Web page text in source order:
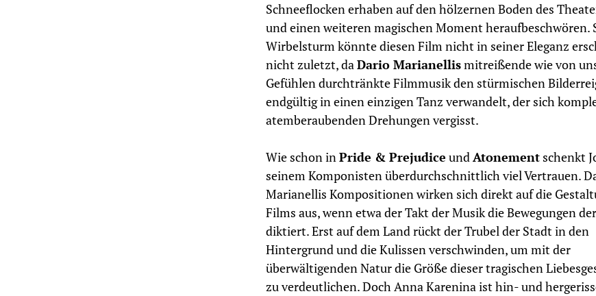
Schneeflocken erhaben auf den hölzernen Boden des
und einen weiteren magischen Moment heraufbeschwören.
Wirbelsturm könnte diesen Film nicht in seiner Eleganz
nicht zuletzt, daDario Marianellismitreißende wie von
Gefühlen durchtränkte Filmmusik den stürmischen
endgültig in einen einzigen Tanz verwandelt, der sich
atemberaubenden Drehungen vergisst.
Wie schon inPride & Prejudice undAtonementschenkt
seinem Komponisten überdurchschnittlich viel Vertrauen.
Marianellis Kompositionen wirken sich direkt auf die
Films aus, wenn etwa der Takt der Musik die Bewegungen
diktiert. Erst auf dem Land rückt der Trubel der Stadt in den
Hintergrund und die Kulissen verschwinden, um mit der
überwältigenden Natur die Größe dieser tragischen
zu verdeutlichen. Doch Anna Karenina ist hin- und